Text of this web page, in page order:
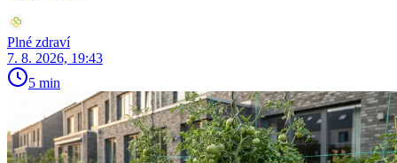
Plné zdraví
7. 8. 2026, 19:43
5 min